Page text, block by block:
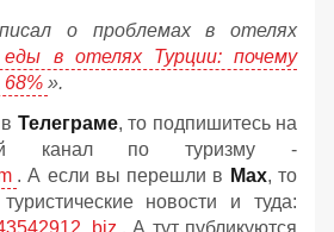
о проблемах в отелях
еды в отелях Турции: почему
68% ».
Телеграме, то подпишитесь на
канал по туризму -
. А если вы перешли в Мах, то
новости и туда:
. А тут публикуются